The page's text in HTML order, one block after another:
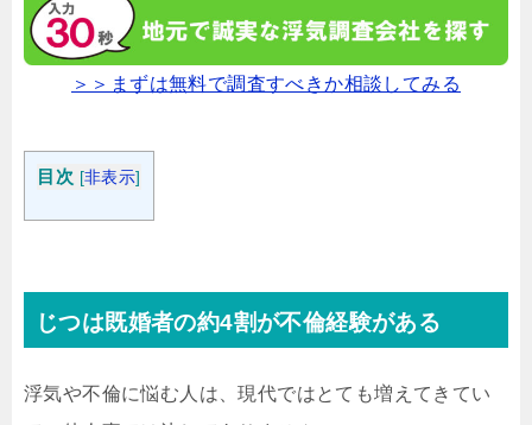
＞＞まずは無料で調査すべきか相談してみる
目次 [非表示]
じつは既婚者の約4割が不倫経験がある
浮気や不倫に悩む人は、現代ではとても増えてきてい